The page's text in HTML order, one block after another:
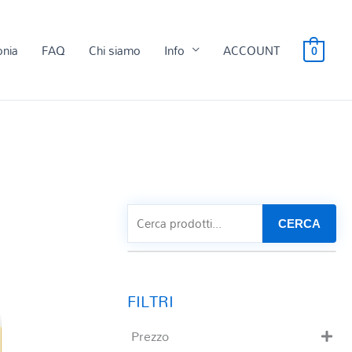
FAQ Chi siamo Info ACCOUNT 0
CERCA
Prezzo